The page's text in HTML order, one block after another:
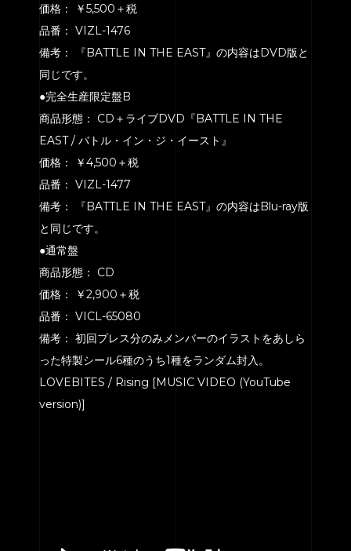
価格： ￥5,500＋税
品番： VIZL-1476
備考： 『BATTLE IN THE EAST』の内容はDVD版と
同じです。
●完全生産限定盤B
商品形態： CD＋ライブDVD『BATTLE IN THE
EAST / バトル・イン・ジ・イースト』
価格： ￥4,500＋税
品番： VIZL-1477
備考： 『BATTLE IN THE EAST』の内容はBlu-ray版
と同じです。
●通常盤
商品形態： CD
価格： ￥2,900＋税
品番： VICL-65080
備考： 初回プレス分のみメンバーのイラストをあしら
った特製シール6種のうち1種をランダム封入。
LOVEBITES / Rising [MUSIC VIDEO (YouTube
version)]